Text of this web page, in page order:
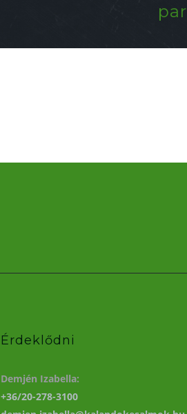
Érdeklődni
Demjén Izabella:
+36/20-278-3100